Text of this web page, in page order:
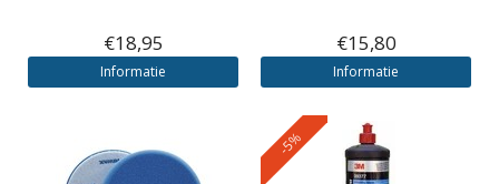
€18,95
Informatie
€15,80
Informatie
-5%